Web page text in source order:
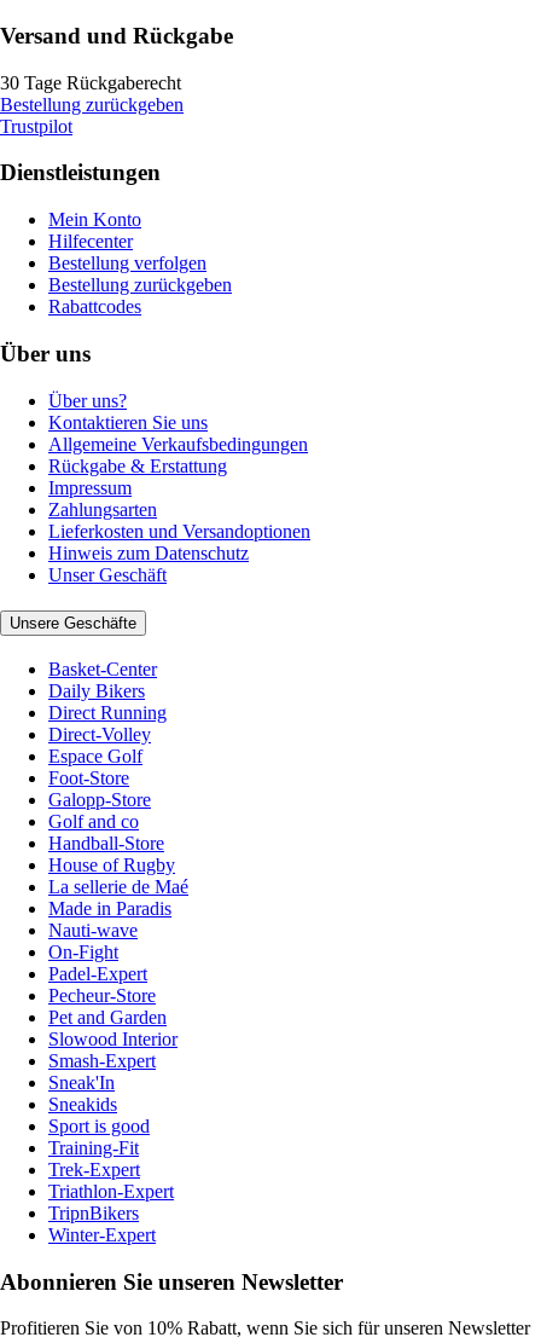
Versand und Rückgabe
30 Tage Rückgaberecht
Bestellung zurückgeben
Trustpilot
Dienstleistungen
Mein Konto
Hilfecenter
Bestellung verfolgen
Bestellung zurückgeben
Rabattcodes
Über uns
Über uns?
Kontaktieren Sie uns
Allgemeine Verkaufsbedingungen
Rückgabe & Erstattung
Impressum
Zahlungsarten
Lieferkosten und Versandoptionen
Hinweis zum Datenschutz
Unser Geschäft
Unsere Geschäfte
Basket-Center
Daily Bikers
Direct Running
Direct-Volley
Espace Golf
Foot-Store
Galopp-Store
Golf and co
Handball-Store
House of Rugby
La sellerie de Maé
Made in Paradis
Nauti-wave
On-Fight
Padel-Expert
Pecheur-Store
Pet and Garden
Slowood Interior
Smash-Expert
Sneak'In
Sneakids
Sport is good
Training-Fit
Trek-Expert
Triathlon-Expert
TripnBikers
Winter-Expert
Abonnieren Sie unseren Newsletter
Profitieren Sie von 10% Rabatt, wenn Sie sich für unseren Newsletter